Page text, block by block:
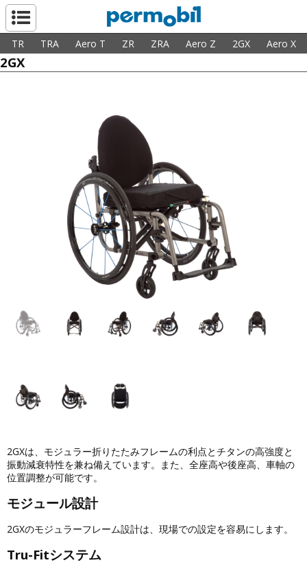
TR TRA Aero T ZR ZRA Aero Z 2GX Aero X
2GX
2GXは、モジュラー折りたたみフレームの利点とチタンの高強度と
振動減衰特性を兼ね備えています。また、全座高や後座高、車軸の
位置調整が可能です。
モジュール設計
2GXのモジュラーフレーム設計は、現場での設定を容易にします。
Tru-Fitシステム